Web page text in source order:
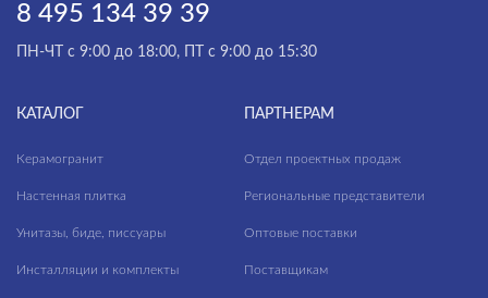
8 495 134 39 39
ПН-ЧТ с 9:00 до 18:00, ПТ с 9:00 до 15:30
КАТАЛОГ
Керамогранит
Настенная плитка
Унитазы, биде, писсуары
Инсталляции и комплекты
ПАРТНЕРАМ
Отдел проектных продаж
Региональные представители
Оптовые поставки
Поставщикам